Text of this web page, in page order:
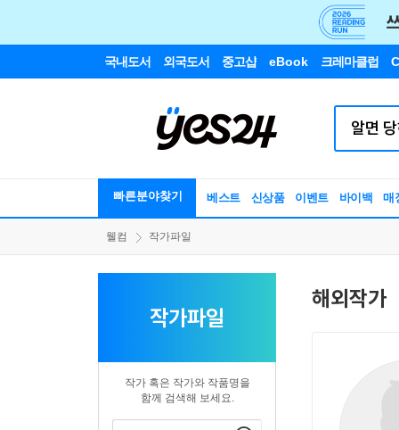
국내도서 외국도서 중고샵 eBook 크레마클럽
빠른분야찾기 베스트 신상품 이벤트 바이백 매
웰컴 작가파일
작가파일
작가 혹은 작가와 작품명을
함께 검색해 보세요.
해외작가